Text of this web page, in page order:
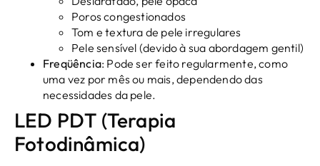
Poros congestionados
Tom e textura de pele irregulares
Pele sensível (devido à sua abordagem gentil)
Freqüência: Pode ser feito regularmente, como
uma vez por mês ou mais, dependendo das
necessidades da pele.
LED PDT (Terapia
Fotodinâmica)